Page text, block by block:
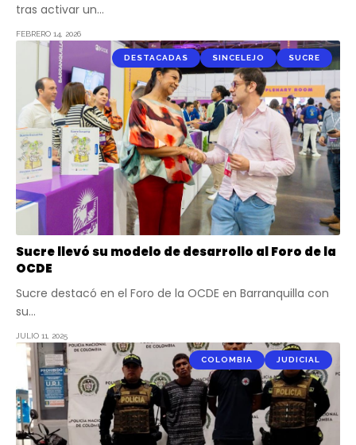
tras activar un…
FEBRERO 14, 2026
DESTACADAS SINCELEJO SUCRE
Sucre llevó su modelo de desarrollo al Foro de la
OCDE
Sucre destacó en el Foro de la OCDE en Barranquilla con
su…
JULIO 11, 2025
COLOMBIA JUDICIAL